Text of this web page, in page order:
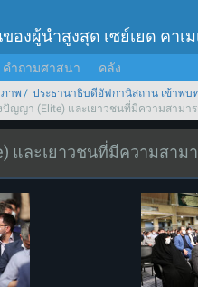
องผู้นำสูงสุด เซย์เยด คาเม
คำถามศาสนา คลัง
าพ
ประธานาธิบดีอัฟกานิสถาน เข้าพบ
ญญา (Elite) และเยาวชนที่มีความสามา
และเยาวชนที่มีความสาม